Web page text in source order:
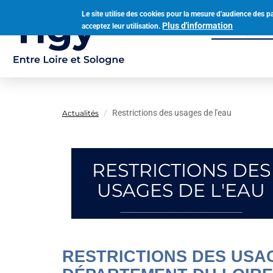
Le site utilise des cookies pour la mesure d'audience des
acceptez leur utilisation. Plus d'information
principal
principale
Municipalité
Actualités Restrictions des usages de l'eau
RESTRICTIONS DES
USAGES DE L'EAU
RESTRICTIONS DES